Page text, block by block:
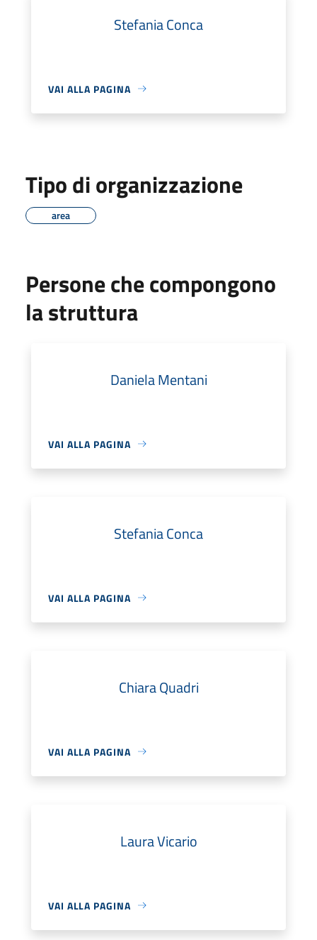
Stefania Conca
VAI ALLA PAGINA
Tipo di organizzazione
area
Persone che compongono
la struttura
Daniela Mentani
VAI ALLA PAGINA
Stefania Conca
VAI ALLA PAGINA
Chiara Quadri
VAI ALLA PAGINA
Laura Vicario
VAI ALLA PAGINA